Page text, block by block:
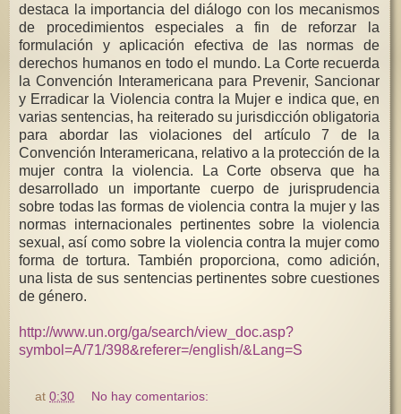
destaca la importancia del diálogo con los mecanismos
de procedimientos especiales a fin de reforzar la
formulación y aplicación efectiva de las normas de
derechos humanos en todo el mundo. La Corte recuerda
la Convención Interamericana para Prevenir, Sancionar
y Erradicar la Violencia contra la Mujer e indica que, en
varias sentencias, ha reiterado su jurisdicción obligatoria
para abordar las violaciones del artículo 7 de la
Convención Interamericana, relativo a la protección de la
mujer contra la violencia. La Corte observa que ha
desarrollado un importante cuerpo de jurisprudencia
sobre todas las formas de violencia contra la mujer y las
normas internacionales pertinentes sobre la violencia
sexual, así como sobre la violencia contra la mujer como
forma de tortura. También proporciona, como adición,
una lista de sus sentencias pertinentes sobre cuestiones
de género.
http://www.un.org/ga/search/view_doc.asp?
symbol=A/71/398&referer=/english/&Lang=S
at0:30 No hay comentarios: